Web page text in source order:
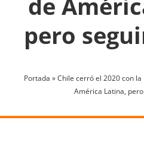
pero
Portada » Chile cerró el 2020 con
América Latina,